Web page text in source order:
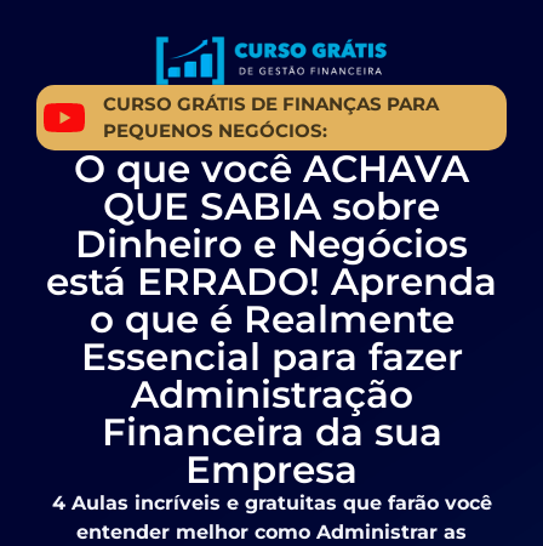
CURSO GRÁTIS DE FINANÇAS PARA
PEQUENOS NEGÓCIOS:
O que você ACHAVA
QUE SABIA sobre
Dinheiro e Negócios
está ERRADO! Aprenda
o que é Realmente
Essencial para fazer
Administração
Financeira da sua
Empresa
4 Aulas incríveis e gratuitas que farão você
entender melhor como Administrar as